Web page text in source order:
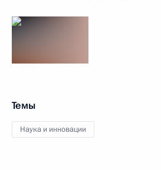
Темы
Наука и инновации